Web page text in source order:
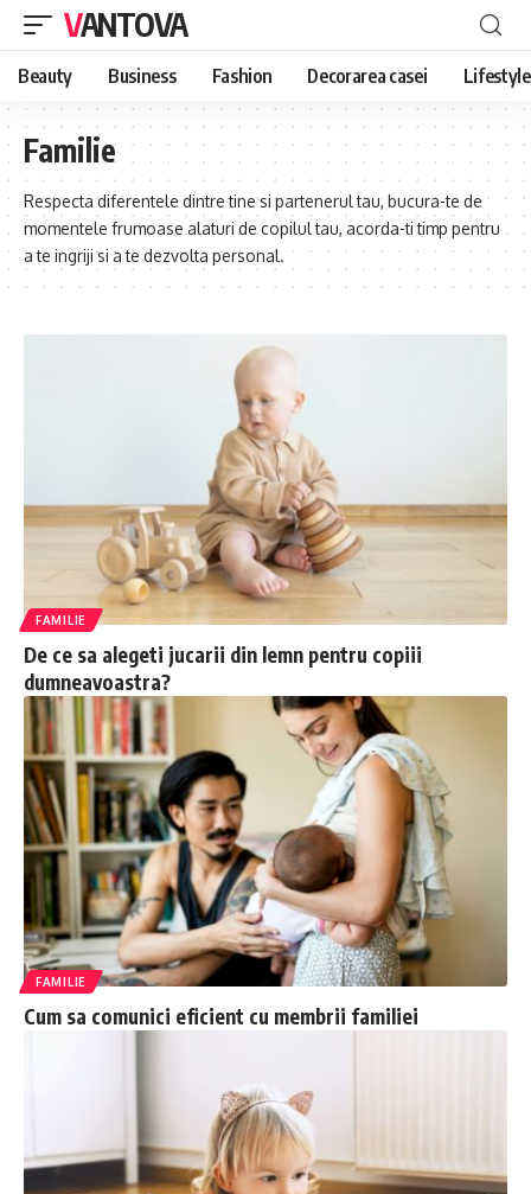
VANTOVA
Beauty Business Fashion Decorarea casei Lifestyle
Familie
Respecta diferentele dintre tine si partenerul tau, bucura-te de
momentele frumoase alaturi de copilul tau, acorda-ti timp pentru
a te ingriji si a te dezvolta personal.
FAMILIE
De ce sa alegeti jucarii din lemn pentru copiii
dumneavoastra?
FAMILIE
Cum sa comunici eficient cu membrii familiei